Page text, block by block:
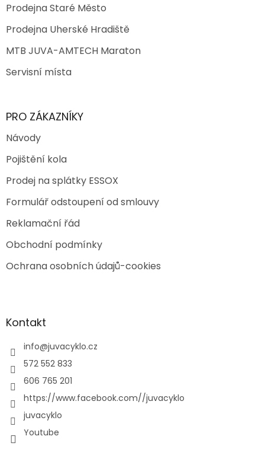
Prodejna Staré Město
Prodejna Uherské Hradiště
MTB JUVA-AMTECH Maraton
Servisní místa
PRO ZÁKAZNÍKY
Návody
Pojištění kola
Prodej na splátky ESSOX
Formulář odstoupení od smlouvy
Reklamační řád
Obchodní podmínky
Ochrana osobních údajů-cookies
Kontakt
info@juvacyklo.cz
572 552 833
606 765 201
https://www.facebook.com//juvacyklo
juvacyklo
Youtube